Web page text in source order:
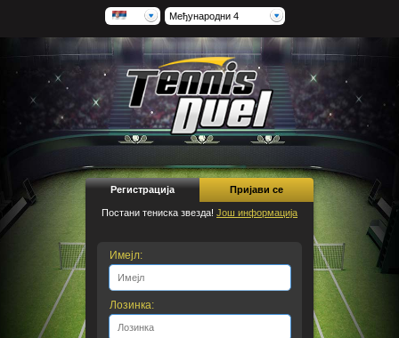
Међународни 4
Регистрација Пријави се
Постани тениска звезда! Још информација
Имејл:
Лозинка: